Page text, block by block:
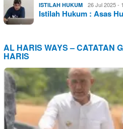
ISTILAH HUKUM 26 Jul 2025 -
Istilah Hukum : Asas
AL HARIS WAYS – CATATAN
HARIS